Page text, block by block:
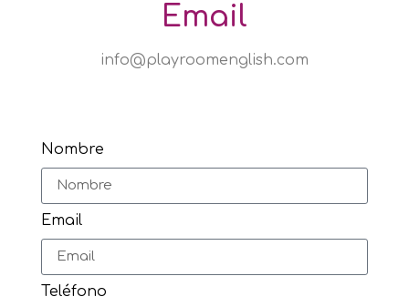
Email
info@playroomenglish.com
Nombre
Email
Teléfono